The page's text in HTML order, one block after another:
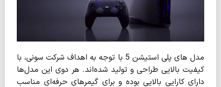
مدل ‌های پلی ‌استیشن 5 با توجه به اهداف شرکت سونی، با
کیفیت بالایی طراحی و تولید شده‌اند. هر دوی این مدل‌ها
دارای کارایی بالایی بوده و برای گیمرهای حرفه‌ای مناسب